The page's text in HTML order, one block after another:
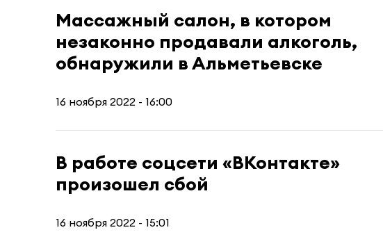
Массажный салон, в котором
незаконно продавали алкоголь,
обнаружили в Альметьевске
16 ноября 2022 - 16:00
В работе соцсети «ВКонтакте»
произошел сбой
16 ноября 2022 - 15:01